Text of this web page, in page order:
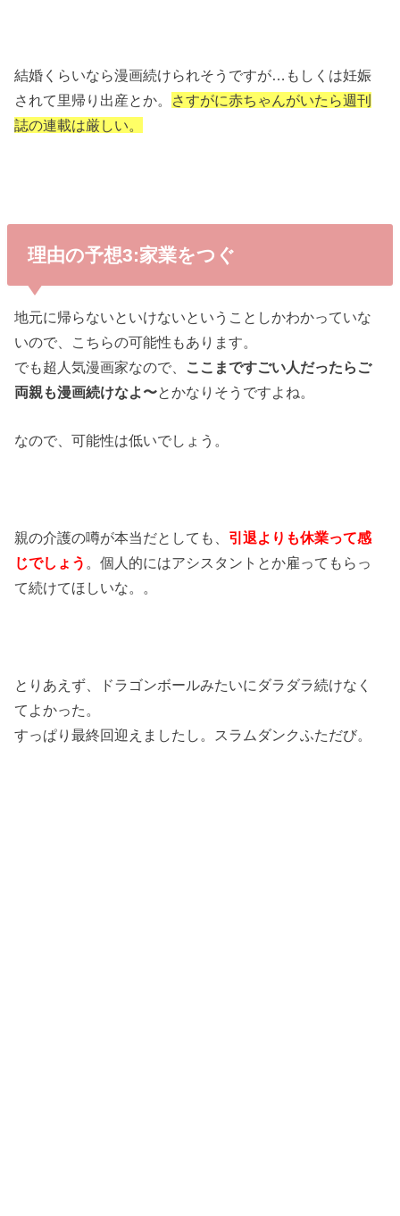
結婚くらいなら漫画続けられそうですが…もしくは妊娠
されて里帰り出産とか。 さすがに赤ちゃんがいたら週刊
誌の連載は厳しい。
理由の予想3:家業をつぐ
地元に帰らないといけないということしかわかっていな
いので、こちらの可能性もあります。
でも超人気漫画家なので、 ここまですごい人だったらご
両親も漫画続けなよ〜とかなりそうですよね。
なので、可能性は低いでしょう。
親の介護の噂が本当だとしても、 引退よりも休業って感
じでしょう 。個人的にはアシスタントとか雇ってもらっ
て続けてほしいな。。
とりあえず、ドラゴンボールみたいにダラダラ続けなく
てよかった。
すっぱり最終回迎えましたし。スラムダンクふただび。